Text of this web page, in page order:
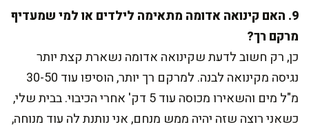
9. האם קינואה אדומה מתאימה לילדים או למי שמעדיף
מרקם רך?
כן, רק חשוב לדעת שקינואה אדומה נשארת קצת יותר
נגיסה מקינואה לבנה. למרקם רך יותר, הוסיפו עוד 30-50
מ"ל מים והשאירו מכוסה עוד 5 דק' אחרי הכיבוי. בבית שלי,
כשאני רוצה שזה יהיה ממש מנחם, אני נותנת לה עוד מנוחה,